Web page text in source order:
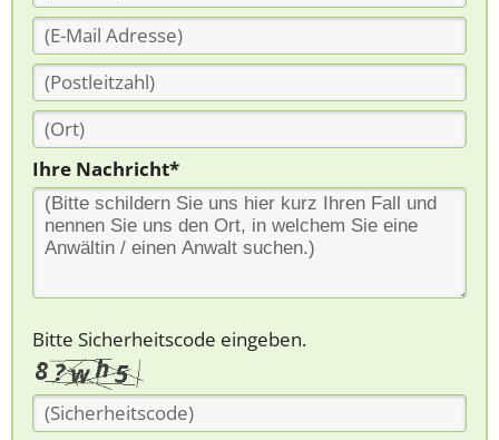
Ihre Nachricht*
Bitte Sicherheitscode eingeben.